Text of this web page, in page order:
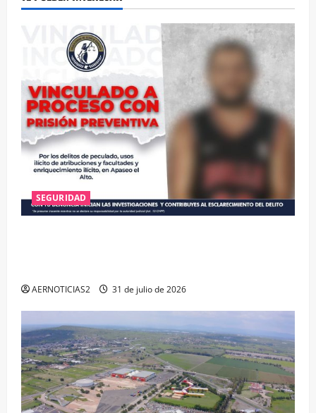
SEGURIDAD
AERNOTICIAS2 31 de julio de 2026